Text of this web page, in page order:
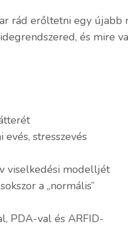
rád erőltetni egy újabb
és mire
stresszevés
viselkedési modelljét
a „normális”
PDA-val és ARFID-